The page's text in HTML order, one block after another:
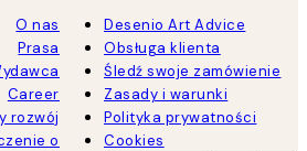
O nas
Prasa
Career
rozwój
o
Desenio Art Advice
Obsługa klienta
Śledź swoje zamówienie
Zasady i warunki
Polityka prywatności
Cookies